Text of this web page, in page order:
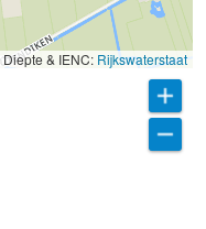
Diepte & IENC: Rijkswaterstaat